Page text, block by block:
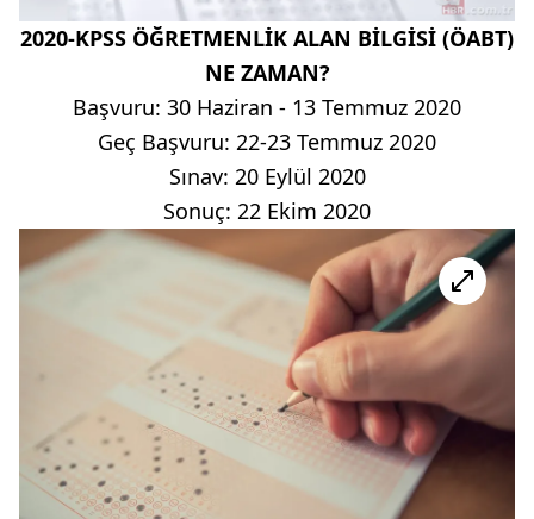
2020-KPSS ÖĞRETMENLİK ALAN BİLGİSİ (ÖABT)
NE ZAMAN?
Başvuru: 30 Haziran - 13 Temmuz 2020
Geç Başvuru: 22-23 Temmuz 2020
Sınav: 20 Eylül 2020
Sonuç: 22 Ekim 2020